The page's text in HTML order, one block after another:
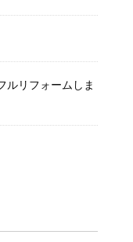
ルリフォームしま